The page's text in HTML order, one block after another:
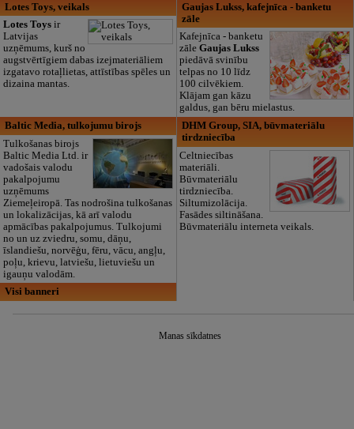
Lotes Toys, veikals
Lotes Toysir
Latvijas
uzņēmums, kurš no
augstvērtīgiem dabas izejmateriāliem
izgatavo rotaļlietas, attīstības spēles un
dizaina mantas.
Gaujas Lukss, kafejnīca - banketu
zāle
Kafejnīca - banketu
zāleGaujas Lukss
piedāvā svinību
telpas no 10 līdz
100 cilvēkiem.
Klājam gan kāzu
galdus, gan bēru mielastus.
Baltic Media, tulkojumu birojs
Tulkošanas birojs
Baltic Media Ltd. ir
vadošais valodu
pakalpojumu
uzņēmums
Ziemeļeiropā. Tas nodrošina tulkošanas
un lokalizācijas, kā arī valodu
apmācības pakalpojumus. Tulkojumi
no un uz zviedru, somu, dāņu,
īslandiešu, norvēģu, fēru, vācu, angļu,
poļu, krievu, latviešu, lietuviešu un
igauņu valodām.
DHM Group, SIA, būvmateriālu
tirdzniecība
Celtniecības
materiāli.
Būvmateriālu
tirdzniecība.
Siltumizolācija.
Fasādes siltināšana.
Būvmateriālu interneta veikals.
Visi banneri
Manas sīkdatnes